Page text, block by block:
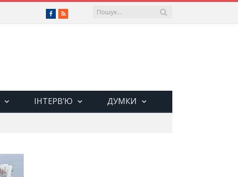
Facebook
RSS
ІНТЕРВ’Ю ДУМКИ